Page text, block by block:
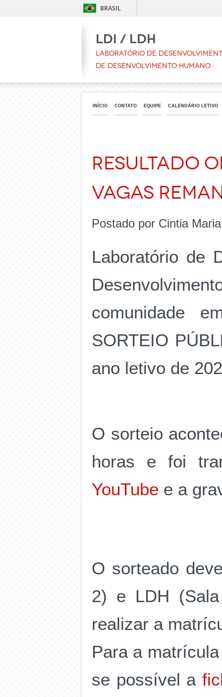
BRASIL
LDI / LDH
Laboratório de
de Desenvolvimento Humano
INÍCIO CONTATO EQUIPE CALENDÁRIO LETIVO
RESULTADO
VAGAS
Postado por Cintia
Laboratório de
comunidade
SORTEIO
ano letivo de
O sorteio
horas e foi
YouTube e a
O sorteado
2) e LDH
realizar a
Para a
se possível a